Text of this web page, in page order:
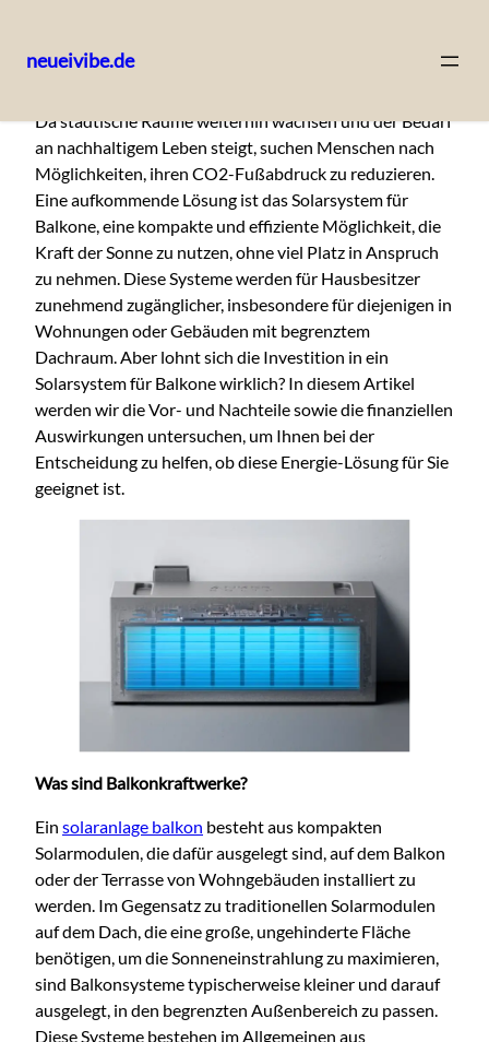
to
content
neueivibe.de
Da städtische Räume weiterhin wachsen und der Bedarf
an nachhaltigem Leben steigt, suchen Menschen nach
Möglichkeiten, ihren CO2-Fußabdruck zu reduzieren.
Eine aufkommende Lösung ist das Solarsystem für
Balkone, eine kompakte und effiziente Möglichkeit, die
Kraft der Sonne zu nutzen, ohne viel Platz in Anspruch
zu nehmen. Diese Systeme werden für Hausbesitzer
zunehmend zugänglicher, insbesondere für diejenigen in
Wohnungen oder Gebäuden mit begrenztem
Dachraum. Aber lohnt sich die Investition in ein
Solarsystem für Balkone wirklich? In diesem Artikel
werden wir die Vor- und Nachteile sowie die finanziellen
Auswirkungen untersuchen, um Ihnen bei der
Entscheidung zu helfen, ob diese Energie-Lösung für Sie
geeignet ist.
Was sind Balkonkraftwerke?
Ein solaranlage balkon besteht aus kompakten
Solarmodulen, die dafür ausgelegt sind, auf dem Balkon
oder der Terrasse von Wohngebäuden installiert zu
werden. Im Gegensatz zu traditionellen Solarmodulen
auf dem Dach, die eine große, ungehinderte Fläche
benötigen, um die Sonneneinstrahlung zu maximieren,
sind Balkonsysteme typischerweise kleiner und darauf
ausgelegt, in den begrenzten Außenbereich zu passen.
Diese Systeme bestehen im Allgemeinen aus